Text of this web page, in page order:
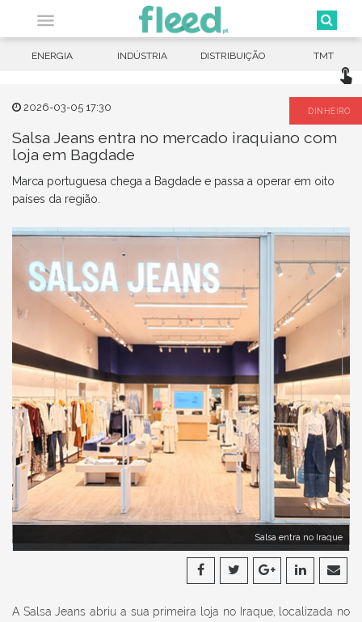

ENERGIA INDÚSTRIA DISTRIBUIÇÃO TMT
touch_app
2026-03-05 17:30 DINHEIRO
Salsa Jeans entra no mercado iraquiano com
loja em Bagdade
Marca portuguesa chega a Bagdade e passa a operar em oito
países da região.
Salsa entra no Iraque
A Salsa Jeans abriu a sua primeira loja no Iraque, localizada no